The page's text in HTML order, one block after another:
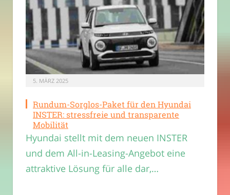
5. MÄRZ 2025
Rundum-Sorglos-Paket für den Hyundai
INSTER: stressfreie und transparente
Mobilität
Hyundai stellt mit dem neuen INSTER
und dem All-in-Leasing-Angebot eine
attraktive Lösung für alle dar,…